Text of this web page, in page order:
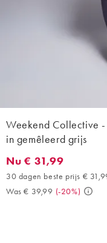
Weekend Collective -
in gemêleerd grijs
Nu € 31,99. 30 dagen
Nu € 31,99
30 dagen beste prijs €
Was € 39,99 (-20%)